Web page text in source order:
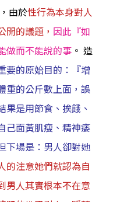
由於性行為本身對人
開的議題， 因此『如
做而不能說的事 。 造
要的原始目的：『增
重的公斤數上面，誤
是用節食、挨餓、
己面黃肌瘦、精神痿
下場是：男人卻對她
的注意她們就認為自
男人其實根本不在意